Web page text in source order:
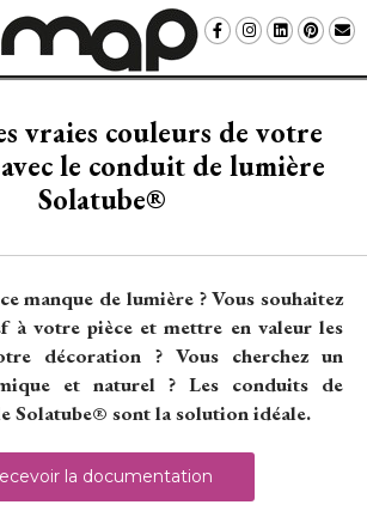
vraies couleurs de votre
le conduit de lumière
Solatube®
manque de lumière ? Vous souhaitez
à votre pièce et mettre en valeur les
décoration ? Vous cherchez un
et naturel ? Les conduits de
Solatube® sont la solution idéale.
la documentation